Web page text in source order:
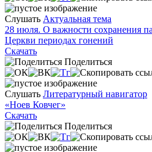
Слушать Актуальная тема
28 июля. О важности сохранения
Церкви периодах гонений
Скачать
Поделиться
Слушать Литературный навигатор
«Ноев Ковчег»
Скачать
Поделиться